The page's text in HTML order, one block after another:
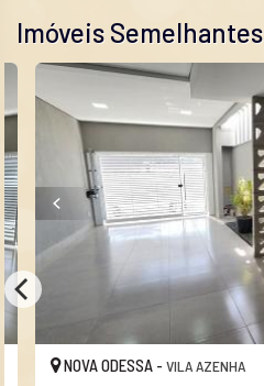
Imóveis Semelhantes
NOVA ODESSA - VILA AZENHA